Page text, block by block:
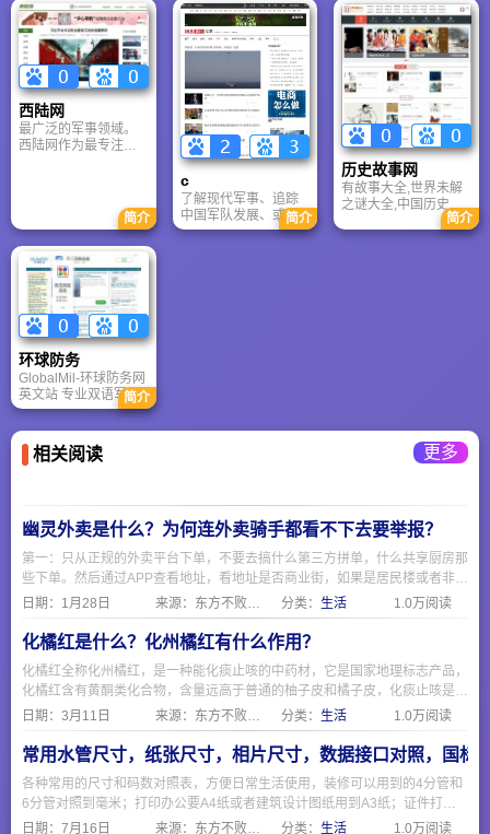
学习武器知识或观看
高质量战争纪录片的
用户。你可以在爱奇
艺App或网页端搜索
“军事”进入专属频道。
网络广告、在线付费
阅读、B2C销售和网
页游戏。
事新闻、军事图片门
户网站,关注军事、中
国航母、歼20,提供军
事信息、军事论坛、
军事模型服务。
西陆网
最广泛的军事领域。
西陆网作为最专注的
军事武器、军事思
想、战略战术、军事
历史、战争战役、军
事人物等等，应有尽
有，尽在西陆。同
时，西陆网为了满足
广大军迷对军事周边
领域的各项需求，不
断整合社会各界资
源，开拓更广泛的军
事相关频道，为西陆
网友打造军事一站式
服务，西陆网是广大
的的第一选择。
简介
c
了解现代军事、追踪
中国军队发展、或欣
赏高质量军事科普的
简介
历史故事网
有故事大全,世界未解
之谜大全,中国历史故
事,历史人物故事,成语
故事，战争故事 ​
简介
环球防务
GlobalMil-环球防务网
英文站 专业双语军事
网站，专注武器装备
简介
相关阅读 更多
幽灵外卖是什么？为何连外卖骑手都看不下去要举报？
第一：只从正规的外卖平台下单，不要去搞什么第三方拼单，什么共享厨房那
些下单。然后通过APP查看地址，看地址是否商业街，如果是居民楼或者非商
业区，那就要注意了。 第二：要求查看食品经营许可证，一般正规餐饮店都
会挂出来在网上，可以通过https://spjyxk.gsxt.gov.cn/ 这个地址把商家名称复
制粘贴进去查询是否有证。
日期： 1月28日 来源：东方不败网址大全 分类： 生活 1.0万阅读
化橘红是什么？化州橘红有什么作用？
化橘红全称化州橘红，是一种能化痰止咳的中药材，它是国家地理标志产品，
化橘红含有黄酮类化合物，含量远高于普通的柚子皮和橘子皮，化痰止咳是因
为有柚皮苷，化橘红制作主要分六步，采摘，清洗除肉和瓣，切造型，过热水
杀菌，烘干，陈化即可食用。
日期： 3月11日 来源：东方不败网址大全 分类： 生活 1.0万阅读
常用水管尺寸，纸张尺寸，相片尺寸，数据接口对照，国
各种常用的尺寸和码数对照表，方便日常生活使用，装修可以用到的4分管和
6分管对照到毫米；打印办公要A4纸或者建筑设计图纸用到A3纸；证件打印
相片要1寸证件照；电脑和手机现在常用的USB和Type-C接口；海淘外贸需要
日期： 7月16日 来源：东方不败网址大全 分类： 生活 1.0万阅读